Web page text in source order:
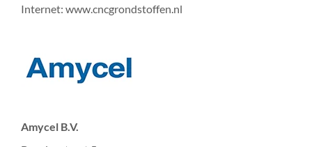
Internet: www.cncgrondstoffen.nl
Amycel B.V.